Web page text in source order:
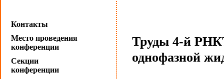
Контакты
Место проведения
конференции
Секции
конференции
Труды 4-й
однофазной